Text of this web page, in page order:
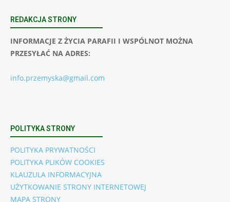
REDAKCJA STRONY
INFORMACJE Z ŻYCIA PARAFII I WSPÓLNOT MOŻNA
PRZESYŁAĆ NA ADRES:
info.przemyska@gmail.com
POLITYKA STRONY
POLITYKA PRYWATNOŚCI
POLITYKA PLIKÓW COOKIES
KLAUZULA INFORMACYJNA
UŻYTKOWANIE STRONY INTERNETOWEJ
MAPA STRONY